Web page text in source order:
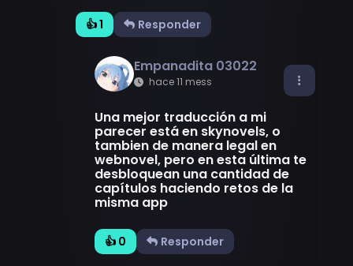
👍 1 Responder
Empanadita 03022
hace 11 mess
Una mejor traducción a mi
parecer está en skynovels, o
tambien de manera legal en
webnovel, pero en esta última te
desbloquean una cantidad de
capítulos haciendo retos de la
misma app
👍 0 Responder